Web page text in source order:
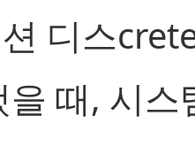
디스
때, 시스